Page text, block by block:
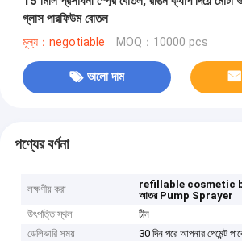
গ্লাস পারফিউম বোতল
মূল্য：negotiable MOQ：10000 pcs
ভালো দাম
পণ্যের বর্ণনা
লক্ষণীয় করা refillable cosmetic
আতর Pump Sprayer
উৎপত্তি স্থল
চীন
ডেলিভারি সময়
30 দিন পরে আপনার পেমেন্ট